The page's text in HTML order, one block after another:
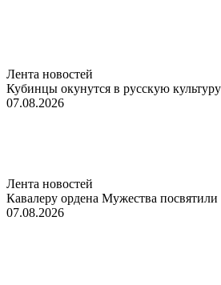
Лента новостей
Кубинцы окунутся в русскую культуру
07.08.2026
Лента новостей
Кавалеру ордена Мужества посвятили
07.08.2026